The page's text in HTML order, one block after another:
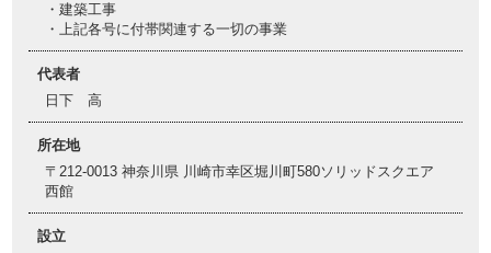
・建築工事
・上記各号に付帯関連する一切の事業
代表者
日下 高
所在地
〒212-0013 神奈川県 川崎市幸区堀川町580ソリッドスクエア
西館
設立